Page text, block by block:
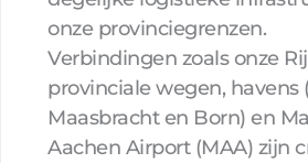
onze provinciegrenzen.
Verbindingen zoals onze
provinciale wegen, havens
Maasbracht en Born) en
Aachen Airport (MAA) zijn